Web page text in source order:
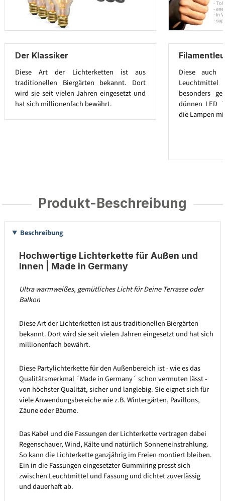
Der Klassiker
Diese Art der Lichterketten ist aus
traditionellen Biergärten bekannt. Dort
wird sie seit vielen Jahren eingesetzt und
hat sich millionenfach bewährt.
Diese auch
besonders
dünnen LED
die Lampen
Produkt-Beschreibung
Beschreibung
Hochwertige Lichterkette für Außen und
Innen | Made in Germany
Ultra warmweißes, gemütliches Licht für Deine Terrasse oder
Balkon
Diese Art der Lichterketten ist aus traditionellen Biergärten
bekannt. Dort wird sie seit vielen Jahren eingesetzt und hat sich
millionenfach bewährt.
Diese Partylichterkette für den Außenbereich ist - wie es das
Qualitätsmerkmal ´Made in Germany´ schon vermuten lässt -
von höchster Qualität, sicher und langlebig. Sie eignet sich für
viele Anwendungsbereiche wie z.B. Wintergärten, Pavillons,
Zäune oder Bäume.
Das Kabel und die Fassungen der Lichterkette vertragen dabei
Regenschauer, Wind, Kälte und natürlich Sonneneinstrahlung.
So kann die Lichterkette ganzjährig im Freien montiert bleiben.
Ein in die Fassungen eingesetzter Gummiring presst sich
zwischen Leuchtmittel und Fassung und dichtet zuverlässig
und dauerhaft ab.